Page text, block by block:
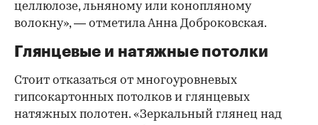
целлюлозе, льняному или конопляному
волокну», — отметила Анна Доброковская.
Глянцевые и натяжные потолки
Стоит отказаться от многоуровневых
гипсокартонных потолков и глянцевых
натяжных полотен. «Зеркальный глянец над